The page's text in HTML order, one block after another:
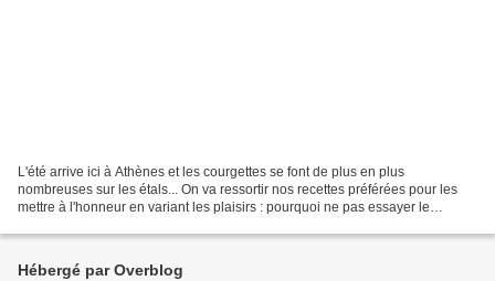
L'été arrive ici à Athènes et les courgettes se font de plus en plus
nombreuses sur les étals... On va ressortir nos recettes préférées pour les
mettre à l'honneur en variant les plaisirs : pourquoi ne pas essayer le
Hébergé par Overblog